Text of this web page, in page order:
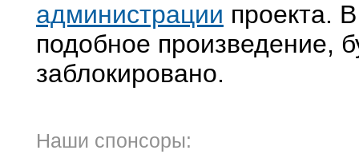
администрации проекта.
подобное произведение,
заблокировано.
Наши спонсоры: